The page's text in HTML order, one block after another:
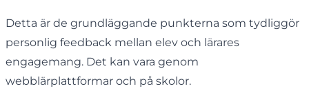
Detta är de grundläggande punkterna som tydliggör
personlig feedback mellan elev och lärares
engagemang. Det kan vara genom
webblärplattformar och på skolor.